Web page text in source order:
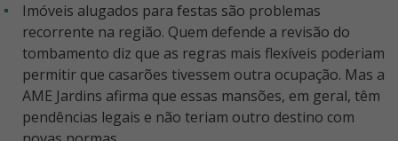
Imóveis alugados para festas são problemas
recorrente na região. Quem defende a revisão do
tombamento diz que as regras mais flexíveis poderiam
permitir que casarões tivessem outra ocupação. Mas a
AME Jardins afirma que essas mansões, em geral, têm
pendências legais e não teriam outro destino com